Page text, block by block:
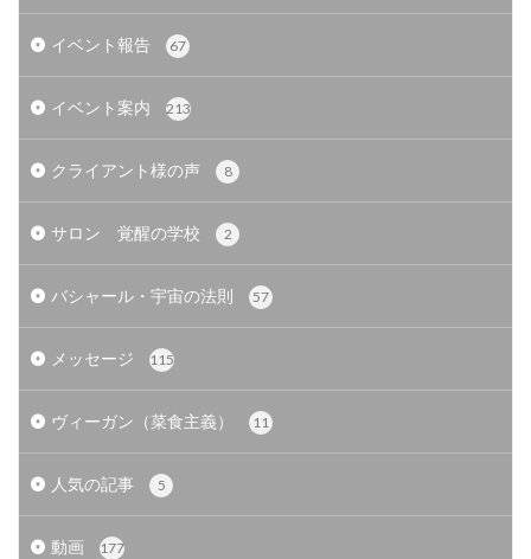
イベント報告 67
イベント案内 213
クライアント様の声 8
サロン 覚醒の学校 2
バシャール・宇宙の法則 57
メッセージ 115
ヴィーガン（菜食主義） 11
人気の記事 5
動画 177